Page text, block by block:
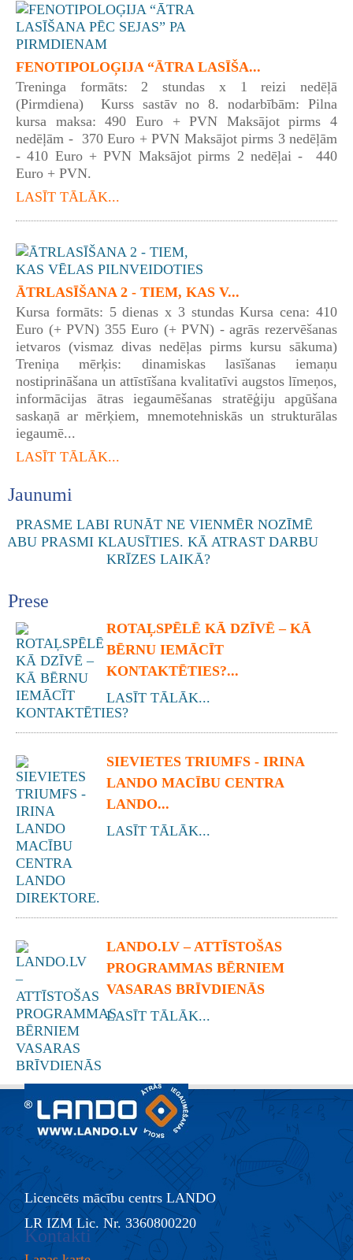
FENOTIPOLOĢIJA “ĀTRA LASĪŠA...
Treninga formāts: 2 stundas x 1 reizi nedēļā
(Pirmdiena) Kurss sastāv no 8. nodarbībām: Pilna
kursa maksa: 490 Euro + PVN Maksājot pirms 4
nedēļām - 370 Euro + PVN Maksājot pirms 3 nedēļām
- 410 Euro + PVN Maksājot pirms 2 nedēļai - 440
Euro + PVN.
LASĪT TĀLĀK...
ĀTRLASĪŠANA 2 - TIEM, KAS V...
Kursa formāts: 5 dienas x 3 stundas Kursa cena: 410
Euro (+ PVN) 355 Euro (+ PVN) - agrās rezervēšanas
ietvaros (vismaz divas nedēļas pirms kursu sākuma)
Treniņa mērķis: dinamiskas lasīšanas iemaņu
nostiprināšana un attīstīšana kvalitatīvi augstos līmeņos,
informācijas ātras iegaumēšanas stratēģiju apgūšana
saskaņā ar mērķiem, mnemotehniskās un strukturālas
iegaumē...
LASĪT TĀLĀK...
Jaunumi
Prese
ROTAĻSPĒLĒ KĀ DZĪVĒ – KĀ
BĒRNU IEMĀCĪT
KONTAKTĒTIES?...
LASĪT TĀLĀK...
SIEVIETES TRIUMFS - IRINA
LANDO MACĪBU CENTRA
LANDO...
LASĪT TĀLĀK...
LANDO.LV – ATTĪSTOŠAS
PROGRAMMAS BĒRNIEM
VASARAS BRĪVDIENĀS
LASĪT TĀLĀK...
Licencēts mācību centrs LANDO
LR IZM Lic. Nr. 3360800220
Kontakti